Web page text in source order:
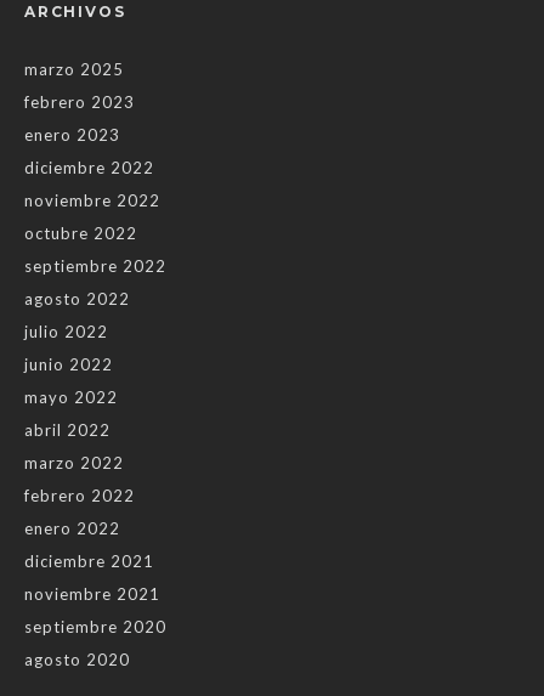
ARCHIVOS
marzo 2025
febrero 2023
enero 2023
diciembre 2022
noviembre 2022
octubre 2022
septiembre 2022
agosto 2022
julio 2022
junio 2022
mayo 2022
abril 2022
marzo 2022
febrero 2022
enero 2022
diciembre 2021
noviembre 2021
septiembre 2020
agosto 2020